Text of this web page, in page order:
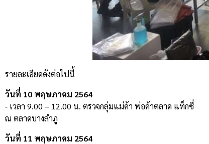
รายละเอียดดังต่อไปนี้
วันที่ 10 พฤษภาคม 2564
⁃ เวลา 9.00 – 12.00 น. ตรวจกลุ่มแม่ค้า พ่อค้าตลาด แท็กซี่
ณ ตลาดบางลำภู
วันที่ 11 พฤษภาคม 2564